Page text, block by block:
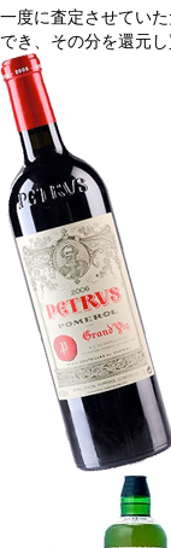
一度に査定させてい
でき、 その分を還元